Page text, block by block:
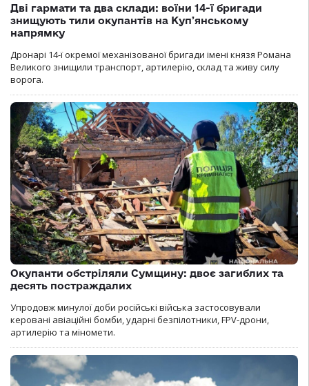
Дві гармати та два склади: воїни 14-ї бригади
знищують тили окупантів на Купʼянському
напрямку
Дронарі 14-ї окремої механізованої бригади імені князя Романа
Великого знищили транспорт, артилерію, склад та живу силу
ворога.
Окупанти обстріляли Сумщину: двоє загиблих та
десять постраждалих
Упродовж минулої доби російські війська застосовували
керовані авіаційні бомби, ударні безпілотники, FPV-дрони,
артилерію та міномети.